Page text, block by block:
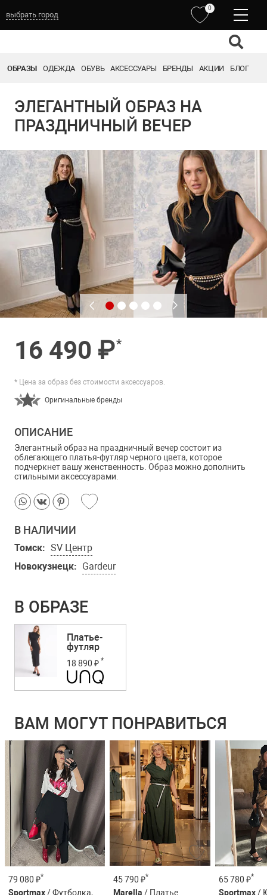
выбрать город
0
ОБРАЗЫ ОДЕЖДА ОБУВЬ АКСЕССУАРЫ БРЕНДЫ АКЦИИ БЛОГ
ЭЛЕГАНТНЫЙ ОБРАЗ НА
ПРАЗДНИЧНЫЙ ВЕЧЕР
16 490 ₽*
* Цена за образ без стоимости аксессуаров.
Оригинальные бренды
ОПИСАНИЕ
Элегантный образ на праздничный вечер состоит из
облегающего платья-футляр черного цвета, которое
подчеркнет вашу женственность. Образ можно дополнить
стильными аксессуарами.
В НАЛИЧИИ
Томск: SV Центр
Новокузнецк: Gardeur
В ОБРАЗЕ
Платье-
футляр
18 890 ₽ *
ВАМ МОГУТ ПОНРАВИТЬСЯ
79 080 ₽*
Sportmax/ Футболка,
45 790 ₽*
Marella / Платье
65 780 ₽*
Sportmax/